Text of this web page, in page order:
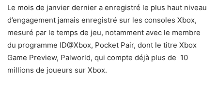
Le mois de janvier dernier a enregistré le plus haut niveau
d’engagement jamais enregistré sur les consoles Xbox,
mesuré par le temps de jeu, notamment avec le membre
du programme ID@Xbox, Pocket Pair, dont le titre Xbox
Game Preview, Palworld, qui compte déjà plus de 10
millions de joueurs sur Xbox.